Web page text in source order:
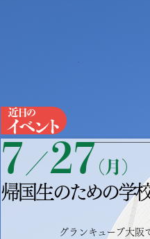
7／27（月）
帰国生のための学
グランキューブ大阪